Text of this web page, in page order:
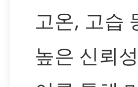
고온, 고습
높은 신뢰